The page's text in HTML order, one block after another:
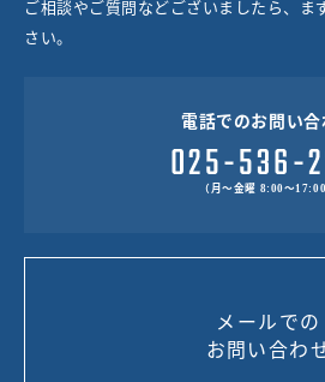
ご相談やご質問などございましたら、ま
さい。
電話でのお問い合
（月～金曜 8:00～17:00
メールでの
お問い合わ